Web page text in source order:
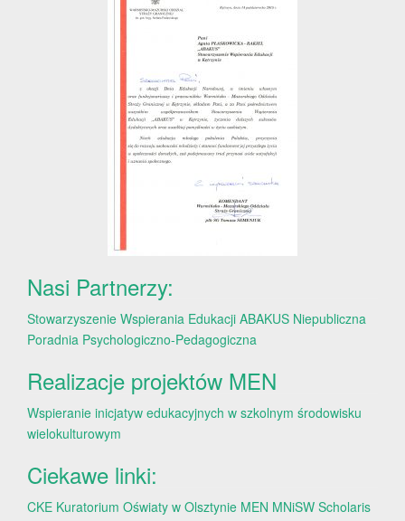
Nasi Partnerzy:
Stowarzyszenie Wspierania Edukacji ABAKUS Niepubliczna
Poradnia Psychologiczno-Pedagogiczna
Realizacje projektów MEN
Wspieranie inicjatyw edukacyjnych w szkolnym środowisku
wielokulturowym
Ciekawe linki:
CKE Kuratorium Oświaty w Olsztynie MEN MNiSW Scholaris